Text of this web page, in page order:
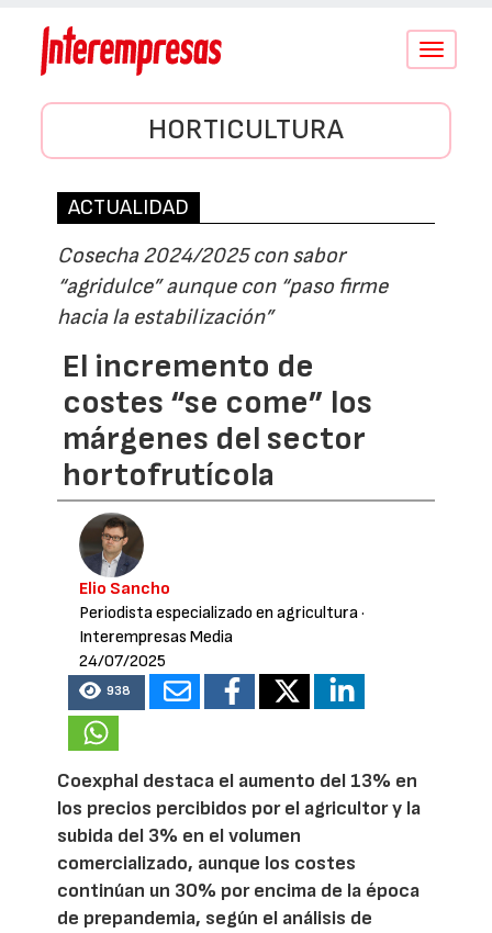
Conmutar
HORTICULTURA
ACTUALIDAD
Cosecha 2024/2025 con sabor
“agridulce” aunque con “paso firme
hacia la estabilización”
El incremento de
costes “se come” los
márgenes del sector
hortofrutícola
Elio Sancho
Periodista especializado en agricultura·
Interempresas Media
24/07/2025
938
Coexphal destaca el aumento del 13% en
los precios percibidos por el agricultor y la
subida del 3% en el volumen
comercializado, aunque los costes
continúan un 30% por encima de la época
de prepandemia, según el análisis de